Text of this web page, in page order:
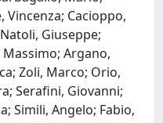
Vincenza; Cacioppo,
Giuseppe;
Argano,
Zoli, Marco; Orio,
Serafini, Giovanni;
Simili, Angelo; Fabio,